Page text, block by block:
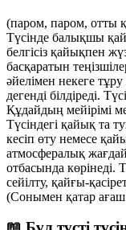
(паром, паром, отты
Түсінде балықшы
белгісіз қайықпен
басқаратын
әйелімен некеге
дегенді білдіреді.
Құдайдың мейірімі
Түсіндегі қайық та
кесіп өту немесе
атмосфералық
отбасында
сейілту, қайғы-
(Сонымен қатар ағаш